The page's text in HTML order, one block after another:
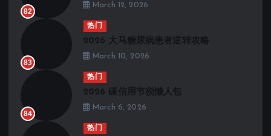
82
March 12, 2026
83
热门
2026 大马糖尿病患者逆转攻略
March 10, 2026
84
热门
2026 碳信用节税懒人包
March 6, 2026
热门